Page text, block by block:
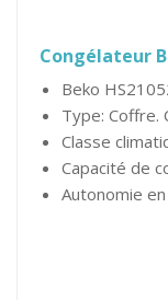
Congélateur
Beko
Type: Coffre.
Classe
Capacité de
Autonomie